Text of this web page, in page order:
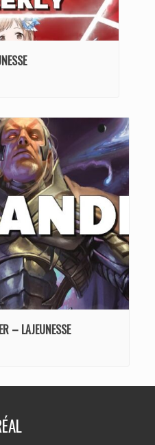
– LAJEUNESSE